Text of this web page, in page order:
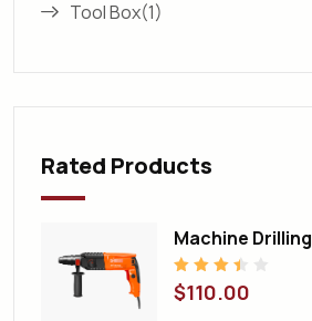
Tool Box(1)
Rated Products
Machine Drilling
Note3.50
sur 5
$110.00